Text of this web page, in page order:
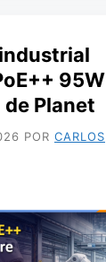
95W
de Planet
POR CARLOS